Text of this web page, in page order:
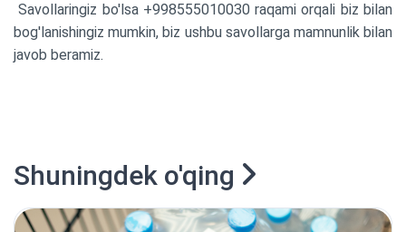
Savollaringiz bo'lsa +998555010030 raqami orqali biz bilan
bog'lanishingiz mumkin, biz ushbu savollarga mamnunlik bilan
javob beramiz.
Shuningdek o'qing